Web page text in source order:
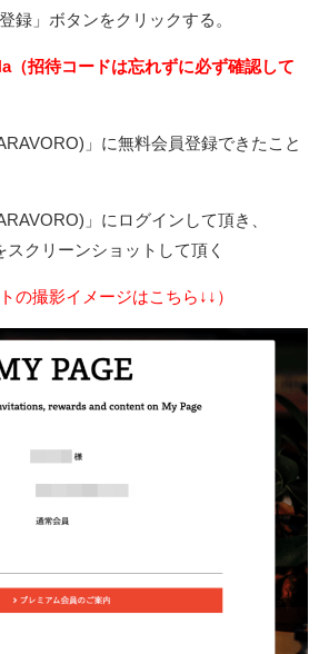
録」ボタンをクリックする。
（招待コードは忘れずに必ず確認して
」に無料会員登録できたこと
」にログインして頂き、
スクリーンショットして頂く
の撮影イメージはこちら↓↓）